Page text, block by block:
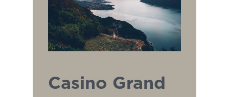
Casino Grand